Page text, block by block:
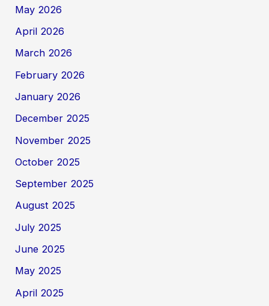
May 2026
April 2026
March 2026
February 2026
January 2026
December 2025
November 2025
October 2025
September 2025
August 2025
July 2025
June 2025
May 2025
April 2025